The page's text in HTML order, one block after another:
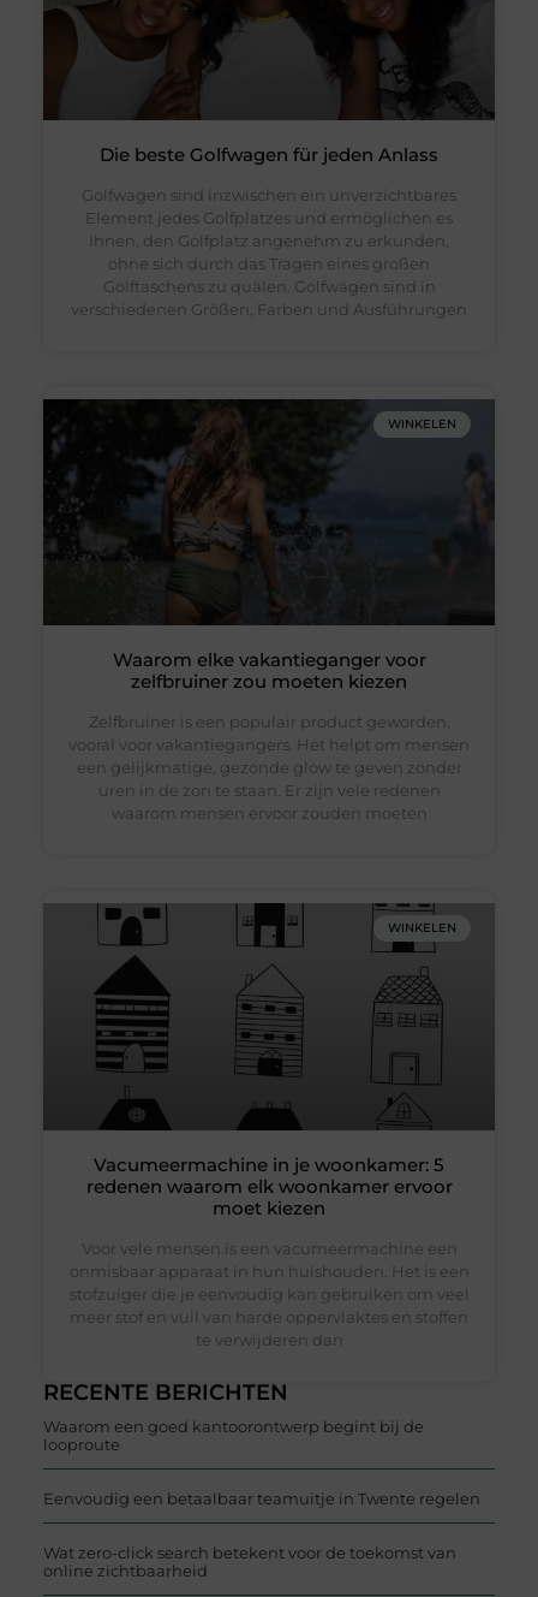
RECENTE BERICHTEN
Waarom een goed kantoorontwerp begint bij de
looproute
Eenvoudig een betaalbaar teamuitje in Twente regelen
Wat zero-click search betekent voor de toekomst van
online zichtbaarheid
Die beste Golfwagen für jeden Anlass
Golfwagen sind inzwischen ein unverzichtbares
Element jedes Golfplatzes und ermöglichen es
Ihnen, den Golfplatz angenehm zu erkunden,
ohne sich durch das Tragen eines großen
Golftaschens zu quälen. Golfwägen sind in
verschiedenen Größen, Farben und Ausführungen
WINKELEN
Waarom elke vakantieganger voor
zelfbruiner zou moeten kiezen
Zelfbruiner is een populair product geworden,
vooral voor vakantiegangers. Het helpt om mensen
een gelijkmatige, gezonde glow te geven zonder
uren in de zon te staan. Er zijn vele redenen
waarom mensen ervoor zouden moeten
WINKELEN
Vacumeermachine in je woonkamer: 5
redenen waarom elk woonkamer ervoor
moet kiezen
Voor vele mensen is een vacumeermachine een
onmisbaar apparaat in hun huishouden. Het is een
stofzuiger die je eenvoudig kan gebruiken om veel
meer stof en vuil van harde oppervlaktes en stoffen
te verwijderen dan